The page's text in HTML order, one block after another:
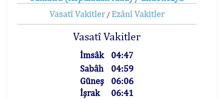
Vasatî Vakitler/ Ezânî Vakitler
Vasatî Vakitler
İmsâk
04:47
Sabâh
04:59
Güneş
06:06
İşrak
06:41